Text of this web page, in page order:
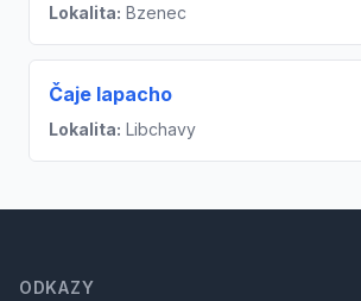
Lokalita: Bzenec
Čaje lapacho
Lokalita: Libchavy
ODKAZY